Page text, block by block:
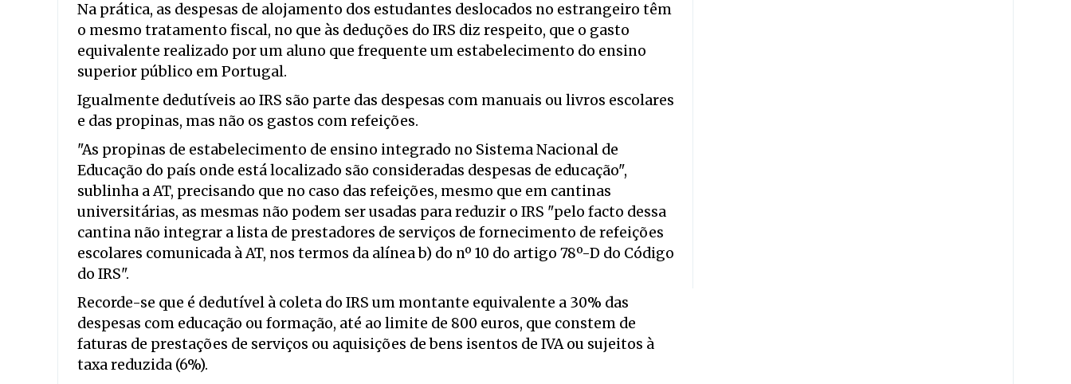
Na prática, as despesas de alojamento dos estudantes deslocados no estrangeiro têm
o mesmo tratamento fiscal, no que às deduções do IRS diz respeito, que o gasto
equivalente realizado por um aluno que frequente um estabelecimento do ensino
superior público em Portugal.
Igualmente dedutíveis ao IRS são parte das despesas com manuais ou livros escolares
e das propinas, mas não os gastos com refeições.
"As propinas de estabelecimento de ensino integrado no Sistema Nacional de
Educação do país onde está localizado são consideradas despesas de educação",
sublinha a AT, precisando que no caso das refeições, mesmo que em cantinas
universitárias, as mesmas não podem ser usadas para reduzir o IRS "pelo facto dessa
cantina não integrar a lista de prestadores de serviços de fornecimento de refeições
escolares comunicada à AT, nos termos da alínea b) do nº 10 do artigo 78º-D do Código
do IRS".
Recorde-se que é dedutível à coleta do IRS um montante equivalente a 30% das
despesas com educação ou formação, até ao limite de 800 euros, que constem de
faturas de prestações de serviços ou aquisições de bens isentos de IVA ou sujeitos à
taxa reduzida (6%).